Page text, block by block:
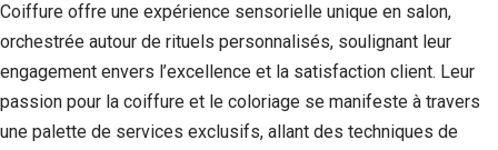
Coiffure offre une expérience sensorielle unique en salon,
orchestrée autour de rituels personnalisés, soulignant leur
engagement envers l’excellence et la satisfaction client. Leur
passion pour la coiffure et le coloriage se manifeste à travers
une palette de services exclusifs, allant des techniques de